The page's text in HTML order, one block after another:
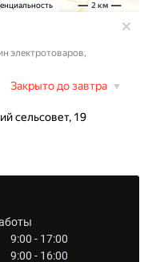
9:00 - 17:00
9:00 - 16:00